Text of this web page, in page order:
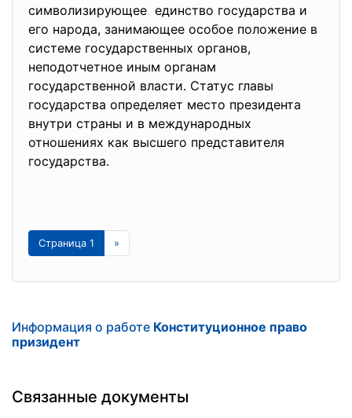
символизирующее единство государства и
его народа, занимающее особое положение в
системе государственных органов,
неподотчетное иным органам
государственной власти. Статус главы
государства определяет место президента
внутри страны и в международных
отношениях как высшего представителя
государства.
Страница 1 »
Информация о работе Конституционное право
призидент
Связанные документы